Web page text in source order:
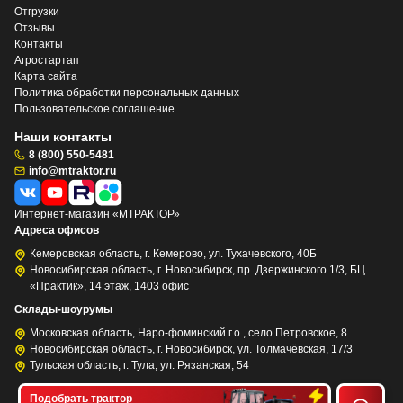
Отгрузки
Отзывы
Контакты
Агростартап
Карта сайта
Политика обработки персональных данных
Пользовательское соглашение
Наши контакты
8 (800) 550-5481
info@mtraktor.ru
Интернет-магазин «МТРАКТОР»
Адреса офисов
Кемеровская область, г. Кемерово, ул. Тухачевского, 40Б
Новосибирская область, г. Новосибирск, пр. Дзержинского 1/3, БЦ
«Практик», 14 этаж, 1403 офис
Склады-шоурумы
Московская область, Наро-фоминский г.о., село Петровское, 8
Новосибирская область, г. Новосибирск, ул. Толмачёвская, 17/3
Тульская область, г. Тула, ул. Рязанская, 54
Подобрать трактор